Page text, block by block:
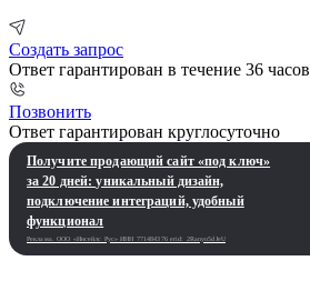
Создать запрос
Ответ гарантирован в течение 36 часов
Позвонить
Ответ гарантирован круглосуточно
Получите продающий сайт «под ключ»
за 20 дней: уникальный дизайн,
подключение интеграций, удобный
функционал
Реклама. ООО «Инсейлс Рус»‎ ИНН 771484376 erid: 2Ranyo5dJeU